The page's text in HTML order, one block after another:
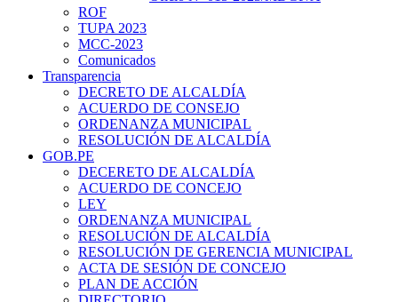
ROF
TUPA 2023
MCC-2023
Comunicados
Transparencia
DECRETO DE ALCALDÍA
ACUERDO DE CONSEJO
ORDENANZA MUNICIPAL
RESOLUCIÓN DE ALCALDÍA
GOB.PE
DECERETO DE ALCALDÍA
ACUERDO DE CONCEJO
LEY
ORDENANZA MUNICIPAL
RESOLUCIÓN DE ALCALDÍA
RESOLUCIÓN DE GERENCIA MUNICIPAL
ACTA DE SESIÓN DE CONCEJO
PLAN DE ACCIÓN